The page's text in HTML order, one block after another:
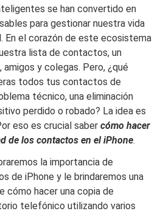
se han convertido en
para gestionar nuestra vida
En el corazón de este ecosistema
lista de contactos, un
y colegas. Pero, ¿qué
todos tus contactos de
técnico, una eliminación
perdido o robado? La idea es
eso es crucial sabercómo hacer
de los contactos en el iPhone.
la importancia de
de iPhone y le brindaremos una
cómo hacer una copia de
telefónico utilizando varios